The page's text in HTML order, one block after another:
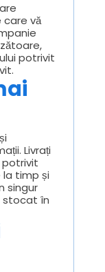
care vă
potrivit
Livrați
potrivit
la timp și
singur
stocat în